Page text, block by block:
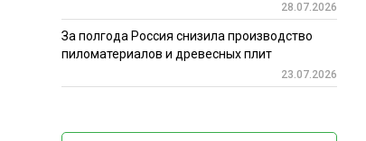
28.07.2026
За полгода Россия снизила производство
пиломатериалов и древесных плит
23.07.2026